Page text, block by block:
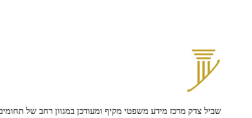
שביל צדק מרכז מידע משפטי מקיף ומעודכן במגוון רחב של